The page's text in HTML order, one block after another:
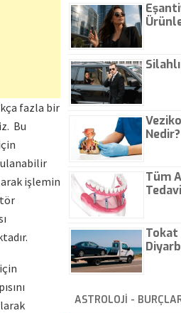
fazla bir
Bu
işlemin
Tüm
Tokat
ASTROLOJİ -